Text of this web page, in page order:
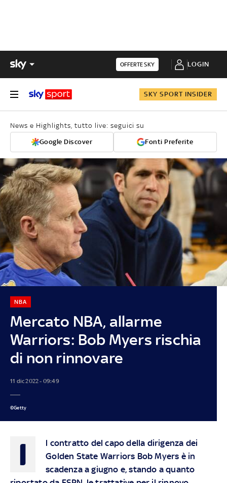
OFFERTE SKY LOGIN
SKY SPORT INSIDER
News e Highlights, tutto live: seguici su
Google Discover Fonti Preferite
Mercato NBA, allarme
Warriors: Bob Myers rischia
di non rinnovare
NBA
11 dic 2022 - 09:49
©Getty
I
l contratto del capo della dirigenza dei
Golden State Warriors Bob Myers è in
scadenza a giugno e, stando a quanto